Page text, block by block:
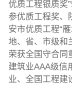
优质工程银质奖
参优质工程奖、
安市优质工程“
地、省、市级和
荣获全国守合同
建筑业AAA级信
业、全国工程建